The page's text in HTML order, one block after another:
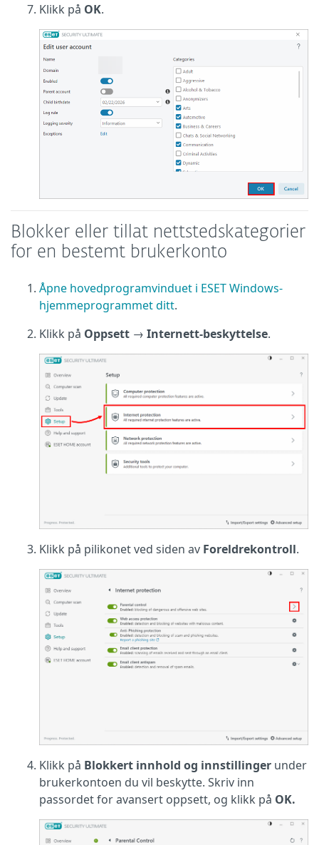
Klikk på OK.
Blokker eller tillat nettstedskategorier
for en bestemt brukerkonto
Åpne hovedprogramvinduet i ESET Windows-
hjemmeprogrammet ditt.
Klikk på Oppsett → Internett-beskyttelse.
Klikk på pilikonet ved siden av Foreldrekontroll.
Klikk på Blokkert innhold og innstillinger under
brukerkontoen du vil beskytte. Skriv inn
passordet for avansert oppsett, og klikk på OK.